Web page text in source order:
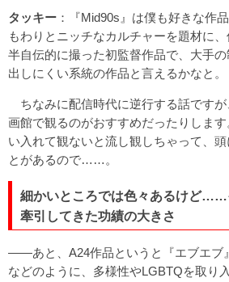
タッキー ：『Mid90s』は僕も好きな作
もわりとニッチなカルチャーを題材に
半自伝的に撮った初監督作品で、大手
出しにくい系統の作品と言えるかなと。
ちなみに配信時代に逆行する話です
画館で観るのがおすすめだったりしま
い入れて観ないと流し観しちゃって、
とがあるので……。
細かいところでは色々あるけど……
牽引してきた功績の大きさ
――あと、A24作品というと『エブエブ
などのように、多様性やLGBTQを取り